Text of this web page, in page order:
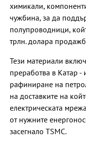
химикали,
чужбина, за да
полупроводници,
трлн. долара
Тези материали
преработва в Катар -
рафиниране на
на доставките на
електрическата
от нужните
засегнало TSMC.